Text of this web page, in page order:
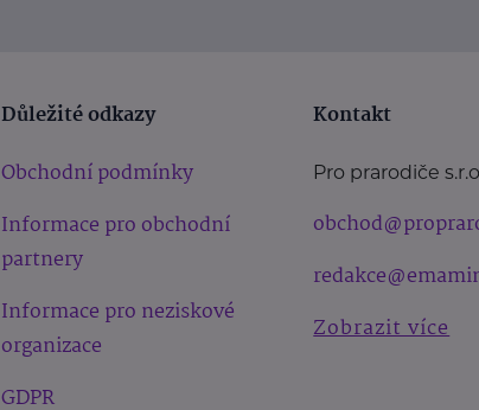
Důležité odkazy
Obchodní podmínky
Informace pro obchodní
partnery
Informace pro neziskové
organizace
GDPR
Kontakt
Pro prarodiče
Zobrazit více